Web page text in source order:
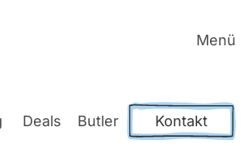
Menü
Deals But­ler Kontakt